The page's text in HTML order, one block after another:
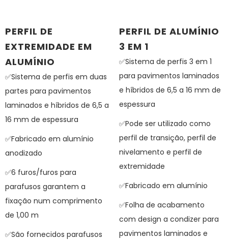
PERFIL DE
EXTREMIDADE EM
ALUMÍNIO
✅Sistema de perfis em duas
partes para pavimentos
laminados e híbridos de 6,5 a
16 mm de espessura
✅Fabricado em alumínio
anodizado
✅6 furos/furos para
parafusos garantem a
fixação num comprimento
de 1,00 m
✅São fornecidos parafusos
PERFIL DE ALUMÍNIO
3 EM 1
✅Sistema de perfis 3 em 1
para pavimentos laminados
e híbridos de 6,5 a 16 mm de
espessura
✅Pode ser utilizado como
perfil de transição, perfil de
nivelamento e perfil de
extremidade
✅Fabricado em alumínio
✅Folha de acabamento
com design a condizer para
pavimentos laminados e